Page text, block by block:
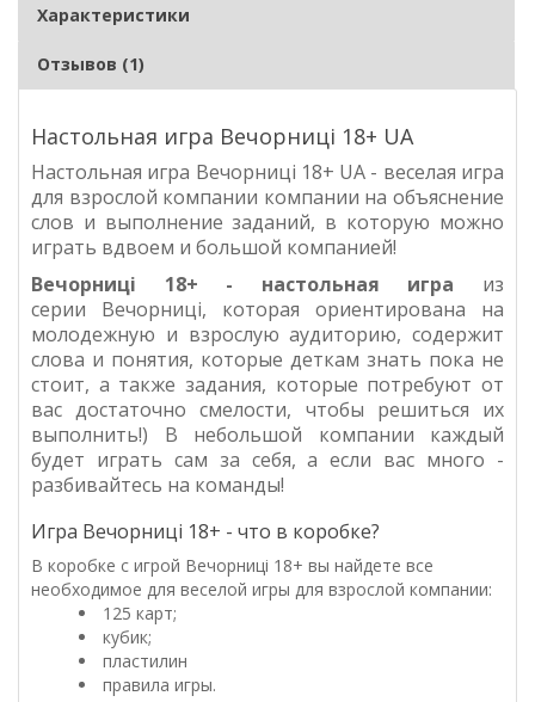
Характеристики
Отзывов (1)
Настольная игра Вечорниці 18+ UA
Настольная игра Вечорниці 18+ UA - веселая игра
для взрослой компании компании на объяснение
слов и выполнение заданий, в которую можно
играть вдвоем и большой компанией!
Вечорниці 18+ - настольная игра из
серии Вечорниці, которая ориентирована на
молодежную и взрослую аудиторию, содержит
слова и понятия, которые деткам знать пока не
стоит, а также задания, которые потребуют от
вас достаточно смелости, чтобы решиться их
выполнить!) В небольшой компании каждый
будет играть сам за себя, а если вас много -
разбивайтесь на команды!
Игра Вечорниці 18+ - что в коробке?
В коробке с игрой Вечорниці 18+ вы найдете все
необходимое для веселой игры для взрослой компании:
125 карт;
кубик;
пластилин
правила игры.